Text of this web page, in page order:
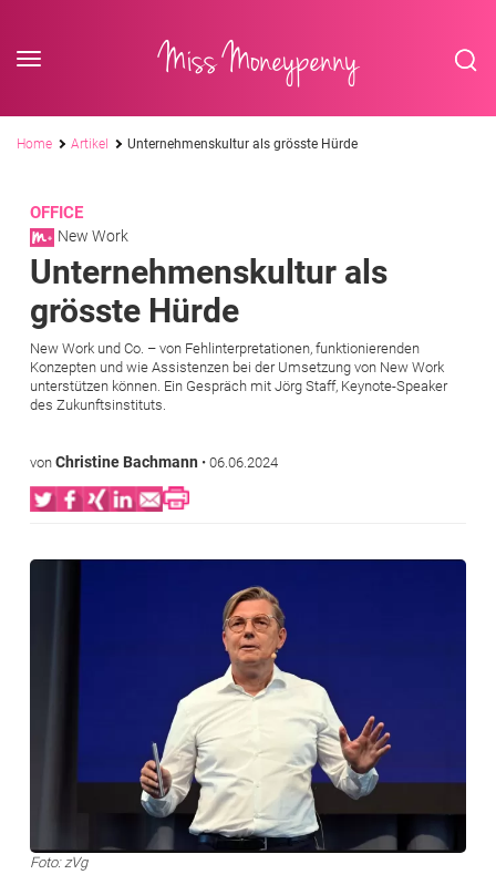
Miss Moneypenny
Pfadnavigation
Home Artikel Unternehmenskultur als grösste Hürde
OFFICE
New Work
Unternehmenskultur als
grösste Hürde
New Work und Co. – von Fehlinterpretationen, funktionierenden
Konzepten und wie Assistenzen bei der Umsetzung von New Work
unterstützen können. Ein Gespräch mit Jörg Staff, Keynote-Speaker
des Zukunftsinstituts.
von Christine Bachmann • 06.06.2024
Bild
Foto: zVg